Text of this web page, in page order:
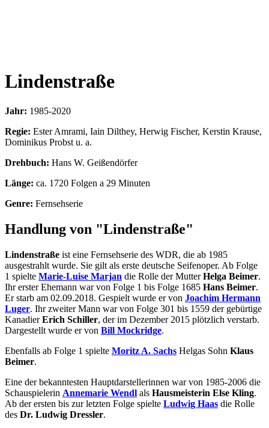
Lindenstraße
Jahr: 1985-2020
Regie: Ester Amrami, Iain Dilthey, Herwig Fischer, Kerstin Krause,
Dominikus Probst u. a.
Drehbuch: Hans W. Geißendörfer
Länge: ca. 1720 Folgen a 29 Minuten
Genre: Fernsehserie
Handlung von "Lindenstraße"
Lindenstraße ist eine Fernsehserie des WDR, die ab 1985
ausgestrahlt wurde. Sie gilt als erste deutsche Seifenoper. Ab Folge
1 spielte Marie-Luise Marjan die Rolle der MutterHelga Beimer.
Ihr erster Ehemann war von Folge 1 bis Folge 1685 Hans Beimer.
Er starb am 02.09.2018. Gespielt wurde er von Joachim Hermann
Luger. Ihr zweiter Mann war von Folge 301 bis 1559 der gebürtige
KanadierErich Schiller, der im Dezember 2015 plötzlich verstarb.
Dargestellt wurde er von Bill Mockridge.
Ebenfalls ab Folge 1 spielte Moritz A. Sachs Helgas Sohn Klaus
Beimer.
Eine der bekanntesten Hauptdarstellerinnen war von 1985-2006 die
Schauspielerin Annemarie Wendl als Hausmeisterin Else Kling.
Ab der ersten bis zur letzten Folge spielte Ludwig Haas die Rolle
des Dr. Ludwig Dressler.